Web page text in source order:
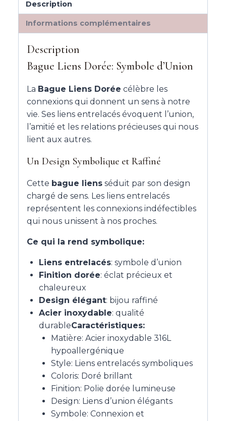
Description
Informations complémentaires
Description
Bague Liens Dorée: Symbole d’Union
La Bague Liens Dorée célèbre les
connexions qui donnent un sens à notre
vie. Ses liens entrelacés évoquent l’union,
l’amitié et les relations précieuses qui nous
lient aux autres.
Un Design Symbolique et Raffiné
Cette bague liens séduit par son design
chargé de sens. Les liens entrelacés
représentent les connexions indéfectibles
qui nous unissent à nos proches.
Ce qui la rend symbolique:
Liens entrelacés: symbole d’union
Finition dorée: éclat précieux et
chaleureux
Design élégant: bijou raffiné
Acier inoxydable: qualité
durableCaractéristiques:
Matière: Acier inoxydable 316L
hypoallergénique
Style: Liens entrelacés symboliques
Coloris: Doré brillant
Finition: Polie dorée lumineuse
Design: Liens d’union élégants
Symbole: Connexion et